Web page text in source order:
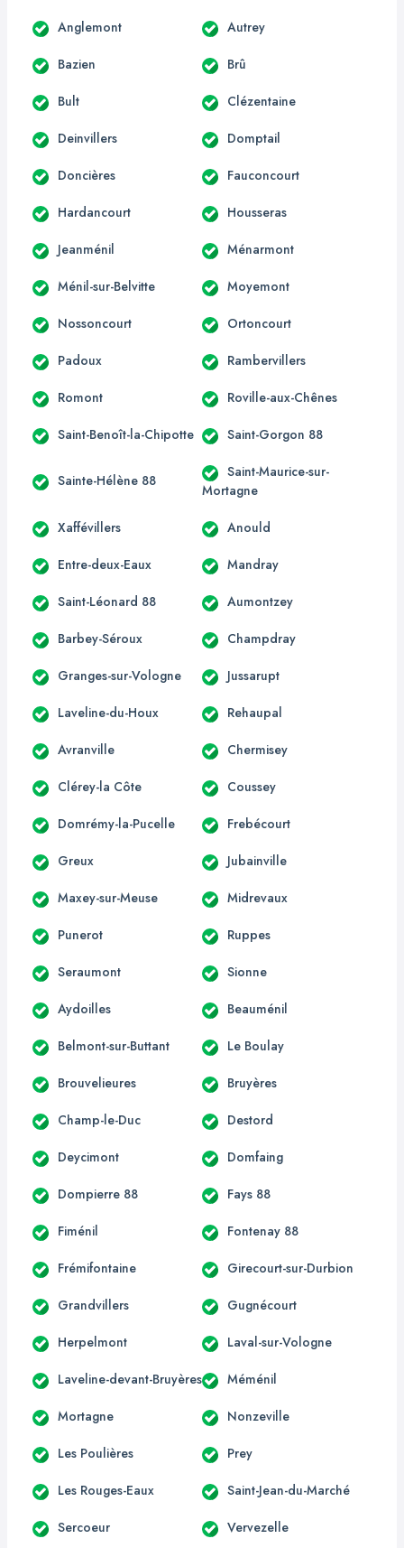
Anglemont Autrey
Bazien Brû
Bult Clézentaine
Deinvillers Domptail
Doncières Fauconcourt
Hardancourt Housseras
Jeanménil Ménarmont
Ménil-sur-Belvitte Moyemont
Nossoncourt Ortoncourt
Padoux Rambervillers
Romont Roville-aux-Chênes
Saint-Benoît-la-Chipotte Saint-Gorgon 88
Sainte-Hélène 88
Saint-Maurice-sur-
Mortagne
Xaffévillers Anould
Entre-deux-Eaux Mandray
Saint-Léonard 88 Aumontzey
Barbey-Séroux Champdray
Granges-sur-Vologne Jussarupt
Laveline-du-Houx Rehaupal
Avranville Chermisey
Clérey-la Côte Coussey
Domrémy-la-Pucelle Frebécourt
Greux Jubainville
Maxey-sur-Meuse Midrevaux
Punerot Ruppes
Seraumont Sionne
Aydoilles Beauménil
Belmont-sur-Buttant Le Boulay
Brouvelieures Bruyères
Champ-le-Duc Destord
Deycimont Domfaing
Dompierre 88 Fays 88
Fiménil Fontenay 88
Frémifontaine Girecourt-sur-Durbion
Grandvillers Gugnécourt
Herpelmont Laval-sur-Vologne
Laveline-devant-Bruyères Méménil
Mortagne Nonzeville
Les Poulières Prey
Les Rouges-Eaux Saint-Jean-du-Marché
Sercoeur Vervezelle